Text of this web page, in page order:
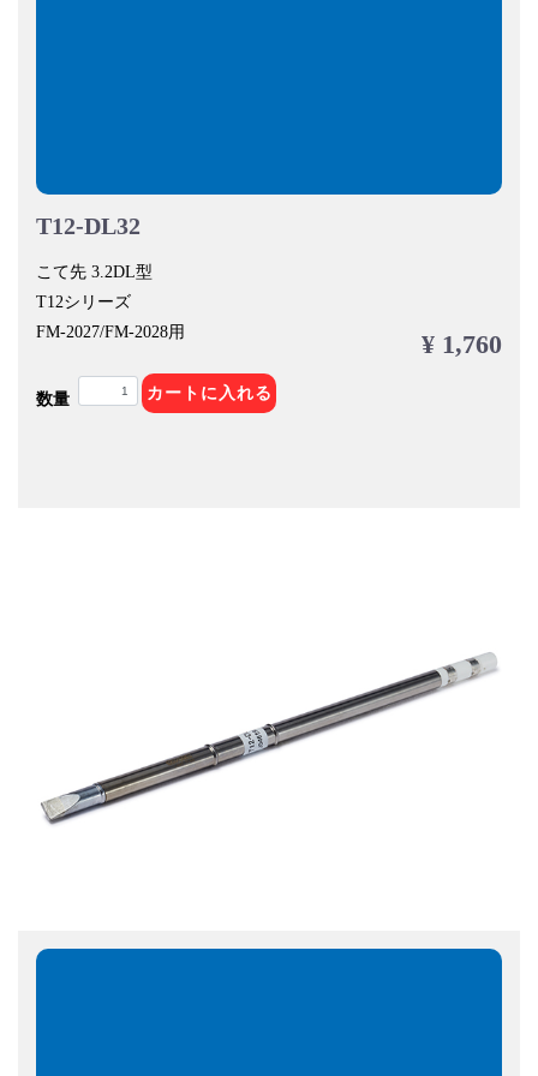
T12-DL32
こて先 3.2DL型
T12シリーズ
FM-2027/FM-2028用
¥ 1,760
数量 カートに入れる